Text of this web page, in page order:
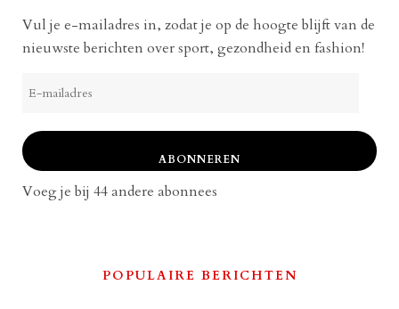
Vul je e-mailadres in, zodat je op de hoogte blijft van de
nieuwste berichten over sport, gezondheid en fashion!
mailadres
ABONNEREN
Voeg je bij 44 andere abonnees
POPULAIRE BERICHTEN